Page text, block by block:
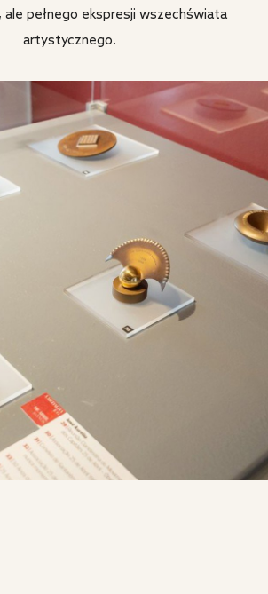
ale pełnego ekspresji wszechświata
artystycznego.